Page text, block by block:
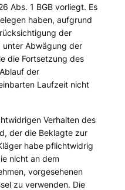
Abs. 1 BGB vorliegt. Es
haben, aufgrund
der
unter Abwägung der
die Fortsetzung des
der
Laufzeit nicht
Verhalten des
der die Beklagte zur
habe pflichtwidrig
nicht an dem
vorgesehenen
zu verwenden. Die